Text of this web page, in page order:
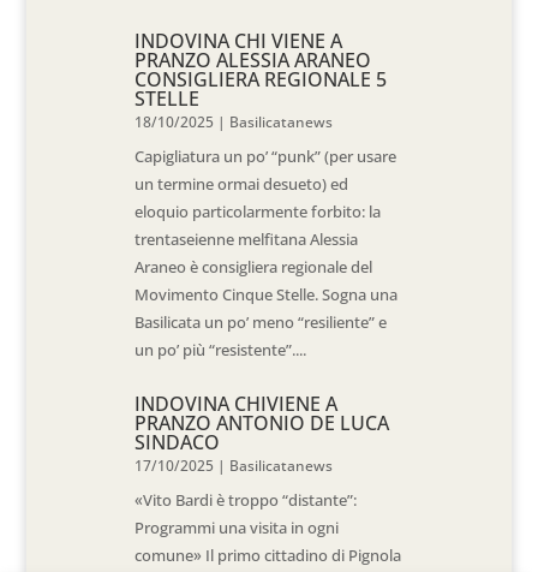
INDOVINA CHI VIENE A
PRANZO ALESSIA ARANEO
CONSIGLIERA REGIONALE 5
STELLE
18/10/2025 | Basilicatanews
Capigliatura un po’ “punk” (per usare
un termine ormai desueto) ed
eloquio particolarmente forbito: la
trentaseienne melfitana Alessia
Araneo è consigliera regionale del
Movimento Cinque Stelle. Sogna una
Basilicata un po’ meno “resiliente” e
un po’ più “resistente”....
INDOVINA CHIVIENE A
PRANZO ANTONIO DE LUCA
SINDACO
17/10/2025 | Basilicatanews
«Vito Bardi è troppo “distante”:
Programmi una visita in ogni
comune» Il primo cittadino di Pignola